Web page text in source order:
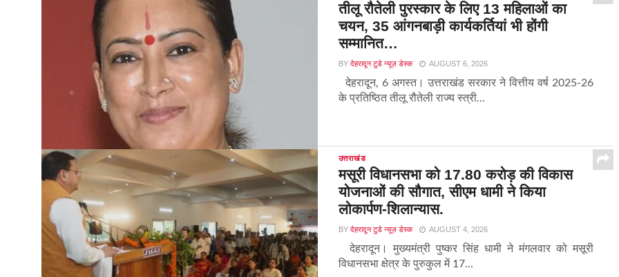
तीलू रौतेली पुरस्कार के लिए 13 महिलाओं का
चयन, 35 आंगनबाड़ी कार्यकर्तियां भी होंगी
सम्मानित…
BY देहरादून टुडे न्यूज़ डेस्क AUGUST 6, 2026
देहरादून, 6 अगस्त। उत्तराखंड सरकार ने वित्तीय वर्ष 2025-26
के प्रतिष्ठित तीलू रौतेली राज्य स्त्री...
उत्तराखंड
मसूरी विधानसभा को 17.80 करोड़ की विकास
योजनाओं की सौगात, सीएम धामी ने किया
लोकार्पण-शिलान्यास.
BY देहरादून टुडे न्यूज़ डेस्क AUGUST 4, 2026
देहरादून। मुख्यमंत्री पुष्कर सिंह धामी ने मंगलवार को मसूरी
विधानसभा क्षेत्र के पुरुकुल में 17...